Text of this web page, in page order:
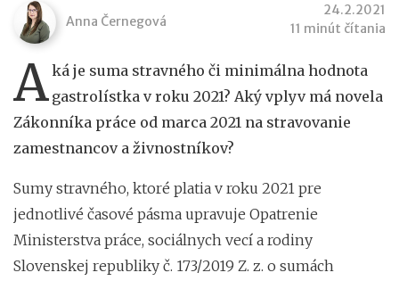
Anna Černegová
24.2.2021
11 minút čítania
Aká je suma stravného či minimálna hodnota
gastrolístka v roku 2021? Aký vplyv má novela
Zákonníka práce od marca 2021 na stravovanie
zamestnancov a živnostníkov?
Sumy stravného, ktoré platia v roku 2021 pre
jednotlivé časové pásma upravuje Opatrenie
Ministerstva práce, sociálnych vecí a rodiny
Slovenskej republiky č. 173/2019 Z. z. o sumách